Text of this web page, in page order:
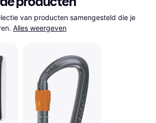
van producten samengesteld die je
Alles weergeven